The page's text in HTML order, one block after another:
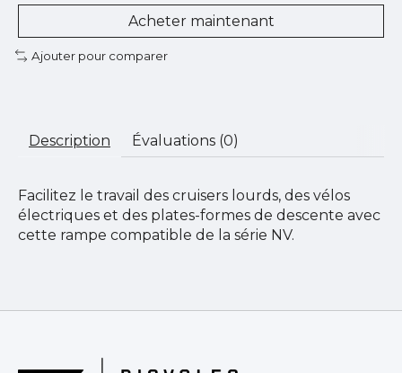
Acheter maintenant
Ajouter pour comparer
Description Évaluations (0)
Facilitez le travail des cruisers lourds, des vélos
électriques et des plates-formes de descente avec
cette rampe compatible de la série NV.